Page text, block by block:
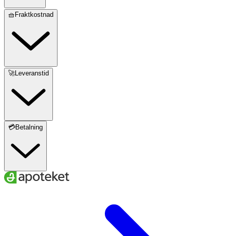
🧺Fraktkostnad
🚀Leveranstid
💳Betalning